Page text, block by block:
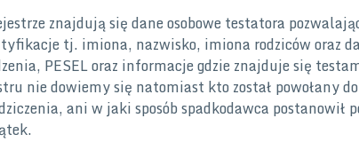
znajdują się dane osobowe testatora
tj. imiona, nazwisko, imiona rodziców oraz
PESEL oraz informacje gdzie znajduje się
nie dowiemy się natomiast kto został powołany do
ani w jaki sposób spadkodawca postanowił